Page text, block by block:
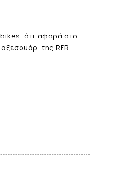
ότι αφορά στο
της RFR